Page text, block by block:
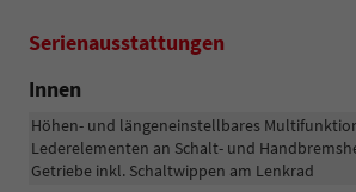
Serienausstattungen
Innen
Höhen- und längeneinstellbares
Lederelementen an Schalt- und
Getriebe inkl. Schaltwippen am Lenkrad